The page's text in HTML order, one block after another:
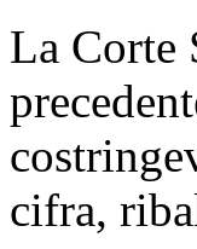
La Corte
cifra,